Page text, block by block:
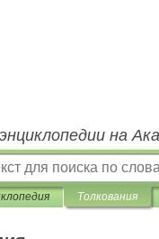
на
Толкования